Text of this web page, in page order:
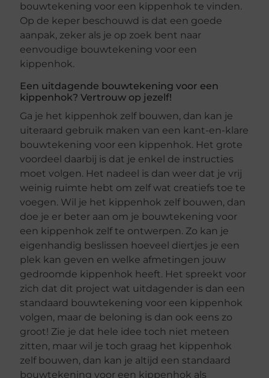
bouwtekening voor een kippenhok te vinden.
Op de keper beschouwd is dat een goede
aanpak, zeker als je op zoek bent naar
eenvoudige bouwtekening voor een
kippenhok.
Een uitdagende bouwtekening voor een
kippenhok? Vertrouw op jezelf!
Ga je het kippenhok zelf bouwen, dan kan je
uiteraard gebruik maken van een kant-en-klare
bouwtekening voor een kippenhok. Het grote
voordeel daarbij is dat je enkel de instructies
moet volgen. Het nadeel is dan weer dat je vrij
weinig ruimte hebt om zelf wat creatiefs toe te
voegen. Wil je het kippenhok zelf bouwen, dan
doe je er beter aan om je bouwtekening voor
een kippenhok zelf te ontwerpen. Zo kan je
eigenhandig beslissen hoeveel diertjes je een
plek kan geven en welke afmetingen jouw
gedroomde kippenhok heeft. Het spreekt voor
zich dat dit project wat uitdagender is dan een
standaard bouwtekening voor een kippenhok
volgen, maar de beloning is dan ook eens zo
groot! Zie je dat hele idee toch niet meteen
zitten, maar wil je toch graag het kippenhok
zelf bouwen, dan kan je altijd een standaard
bouwtekening voor een kippenhok als